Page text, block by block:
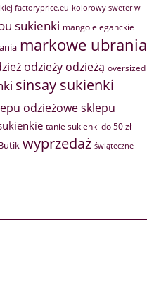
factoryprice.eu kolorowy sweter w
sukienki mango eleganckie
markowe ubrania
odzieży odzieżą oversized
sinsay sukienki
odzieżowesklepu
tanie sukienki do 50 zł
wyprzedaż świąteczne